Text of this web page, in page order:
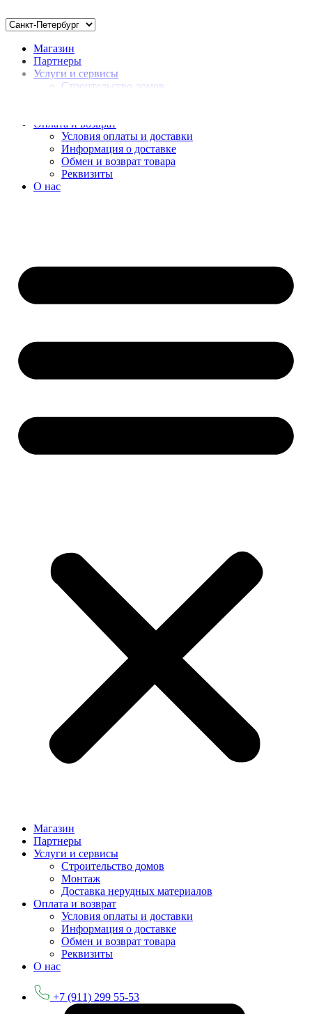
Магазин
Партнеры
Услуги и сервисы
Строительство домов
Оплата и возврат
Условия оплаты и доставки
Информация о доставке
Обмен и возврат товара
Реквизиты
О нас
Магазин
Партнеры
Услуги и сервисы
Строительство домов
Монтаж
Доставка нерудных материалов
Оплата и возврат
Условия оплаты и доставки
Информация о доставке
Обмен и возврат товара
Реквизиты
О нас
+7 (911) 299 55-53